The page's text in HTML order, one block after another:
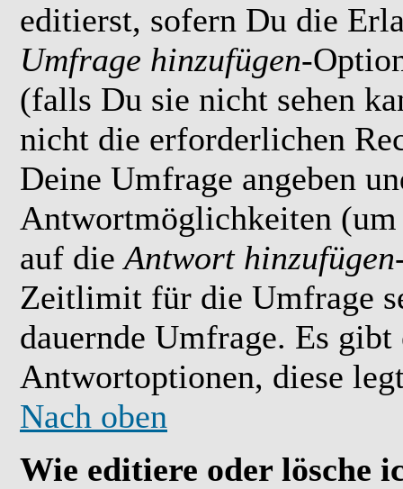
editierst, sofern Du die
Umfrage hinzufügen-
(falls Du sie nicht sehen
nicht die erforderlichen
Deine Umfrage angeben
Antwortmöglichkeiten
auf dieAntwort hinzufügen
Zeitlimit für die Umfrage
dauernde Umfrage. Es
Antwortoptionen, diese
Nach oben
Wie editiere oder lösche